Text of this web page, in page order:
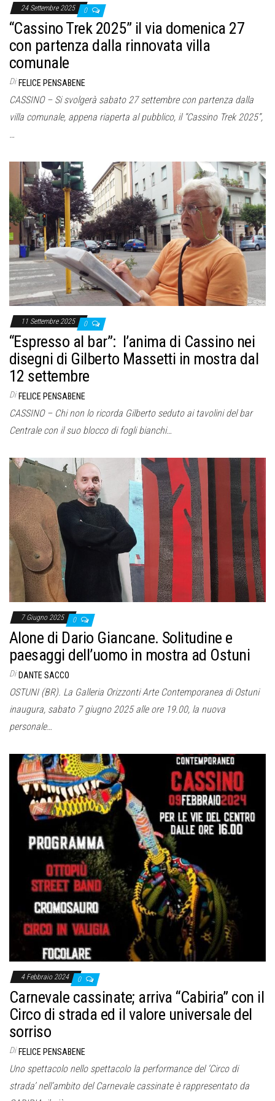
24 Settembre 2025 0
“Cassino Trek 2025” il via domenica 27
con partenza dalla rinnovata villa
comunale
Di FELICE PENSABENE
CASSINO – Si svolgerà sabato 27 settembre con partenza dalla
villa comunale, appena riaperta al pubblico, il “Cassino Trek 2025”,
…
11 Settembre 2025 0
“Espresso al bar”: l’anima di Cassino nei
disegni di Gilberto Massetti in mostra dal
12 settembre
Di FELICE PENSABENE
CASSINO – Chi non lo ricorda Gilberto seduto ai tavolini del bar
Centrale con il suo blocco di fogli bianchi…
7 Giugno 2025 0
Alone di Dario Giancane. Solitudine e
paesaggi dell’uomo in mostra ad Ostuni
Di DANTE SACCO
OSTUNI (BR). La Galleria Orizzonti Arte Contemporanea di Ostuni
inaugura, sabato 7 giugno 2025 alle ore 19.00, la nuova
personale…
4 Febbraio 2024 0
Carnevale cassinate; arriva “Cabiria” con il
Circo di strada ed il valore universale del
sorriso
Di FELICE PENSABENE
Uno spettacolo nello spettacolo la performance del ‘Circo di
strada’ nell’ambito del Carnevale cassinate è rappresentato da